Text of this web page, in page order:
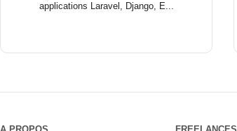
applications Laravel, Django, E...